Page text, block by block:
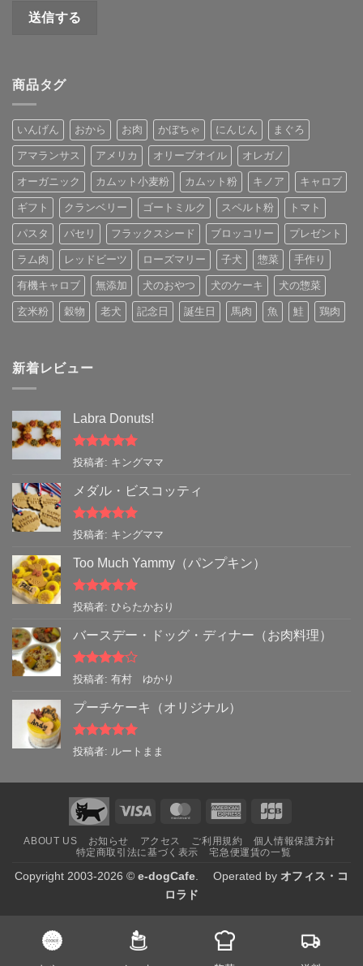
商品タグ
いんげん おから お肉 かぼちゃ にんじん まぐろ
アマランサス アメリカ オリーブオイル オレガノ
オーガニック カムット小麦粉 カムット粉 キノア キャロブ
ギフト クランベリー ゴートミルク スペルト粉 トマト
パスタ パセリ フラックスシード ブロッコリー プレゼント
ラム肉 レッドビーツ ローズマリー 子犬 惣菜 手作り
有機キャロブ 無添加 犬のおやつ 犬のケーキ 犬の惣菜
玄米粉 穀物 老犬 記念日 誕生日 馬肉 魚 鮭 鶏肉
新着レビュー
Labra Donuts!
5段階中5の
評価
投稿者: キングママ
メダル・ビスコッティ
5段階中5の
評価
投稿者: キングママ
Too Much Yammy（パンプキン）
5段階中5の
評価
投稿者: ひらたかおり
バースデー・ドッグ・ディナー（お肉料理）
5段階中4
の評価
投稿者: 有村 ゆかり
プーチケーキ（オリジナル）
5段階中 5の
評価
投稿者: ルートまま
Visa MasterCardAmerican
ABOUT US お知らせ アクセス ご利用規約
個人情報保護方針
特定商取引法に基づく表示
宅急便運賃の一覧
Copyright 2003-2026 © e-dogCafe. Operated by オフィス・コ
ロラド